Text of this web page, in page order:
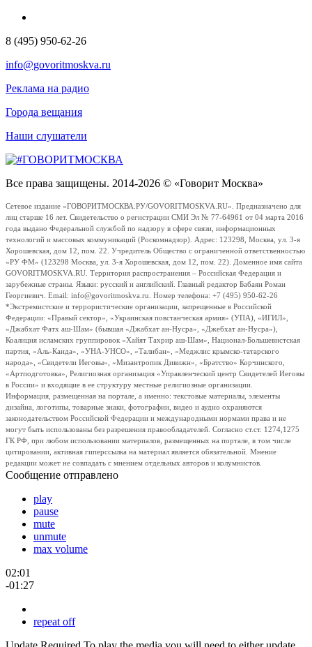
8 (495) 950-62-26
info@govoritmoskva.ru
Реклама на радио
Города вещания
Наши слушатели
Все права защищены. 2014-2026 © «Говорит Москва»
Сетевое издание «ГОВОРИТМОСКВА.РУ/GOVORITMOSKVA.RU». Предназначено для
лиц старше 16 лет. Свидетельство о регистрации СМИ Эл № 77-64961 от 04 марта 2016
года выдано Федеральной службой по надзору в сфере связи, информационных
технологий и массовых коммуникаций (Роскомнадзор). Адрес: 123298, Москва, ул. 3-я
Хорошевская, дом 12, пом. 22. Учредитель Общество с ограниченной ответственностью
«РУ ФМ» (123298 Москва, ул. 3-я Хорошевская, дом 12, пом. 22). Доменное имя сайта
GOVORITMOSKVA.RU. Территория распространения – Российская Федерация и
зарубежные страны. Языки: русский и английский. Главный редактор Бабаян Роман
Георгиевич. Email: info@govoritmoskva.ru. Номер телефона: +7 (495) 950-62-26
*Экстремистские и террористические организации, запрещенные в Российской
Федерации: «Правый сектор», «Украинская повстанческая армия» (УПА), «ИГИЛ»,
«Джабхат Фатх аш-Шам» (бывшая «Джабхат ан-Нусра», «Джебхат ан-Нусра»),
Коалиция исламских группировок «Хайят Тахрир аш-Шам», Национал-Большевистская
партия, «Аль-Каида», «УНА-УНСО», «Талибан», «Меджлис крымско-татарского
народа», «Свидетели Иеговы», «Мизантропик Дивижн», «Братство» Корчинского,
«Артподготовка», Религиозная организация «Управленческий центр Свидетелей Иеговы
в России» и входящие в ее структуру местные религиозные организации.
Информация, размещенная на портале, а именно: текстовые материалы, элементы
дизайна, логотипы, товарные знаки, фотографии, видео и аудио охраняются
законодательством Российской Федерации и международными нормами права и не
могут быть использованы без разрешения правообладателей. Согласно ст.ст. 1274,1275
ГК РФ, при любом использовании материалов, размещенных на портале, в том числе
цитировании, активная гиперссылка на материал является обязательной. Мнение
редакции может не совпадать с мнением отдельных авторов и колумнистов.
Сообщение отправлено
play
pause
mute
unmute
max volume
02:01
-01:27
repeat off